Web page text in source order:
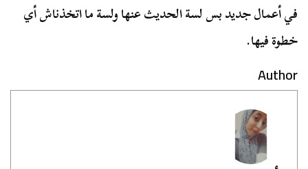
في أعمال جديد بس لسة الحديث عنها ولسة ما اتخذناش أي
خطوة فيها.
Author